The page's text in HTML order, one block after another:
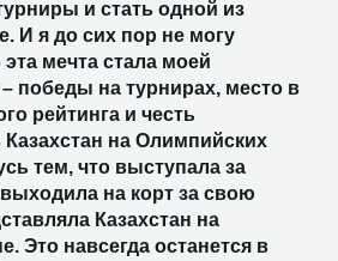
и стать одной из
И я до сих пор не могу
мечта стала моей
победы на турнирах, место в
рейтинга и честь
Казахстан на Олимпийских
тем, что выступала за
на корт за свою
Казахстан на
Это навсегда останется в